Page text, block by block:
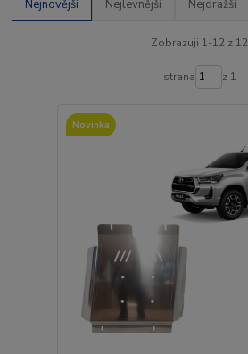
Nejnovější Nejlevnější Nejdražší
Zobrazuji 1-12 z 12
strana z 1
Novinka